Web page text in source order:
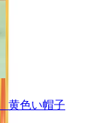
黄色い帽子